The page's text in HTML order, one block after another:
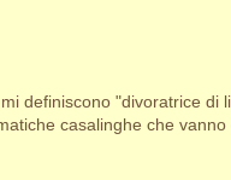
definiscono "divoratrice di
casalinghe che